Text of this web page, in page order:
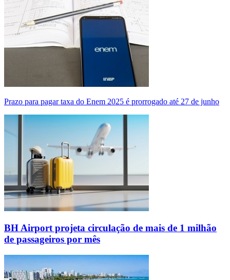
Prazo para pagar taxa do Enem 2025 é prorrogado até 27 de junho
BH Airport projeta circulação de mais de 1 milhão
de passageiros por mês